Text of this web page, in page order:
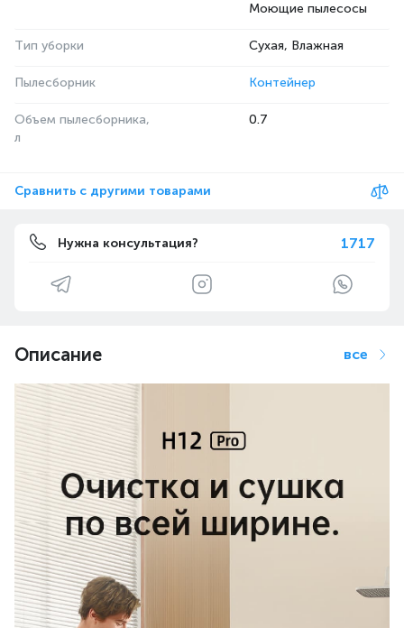
Моющие пылесосы
Тип уборки Сухая, Влажная
Пылесборник Контейнер
Объем пылесборника,
л
0.7
Сравнить с другими товарами
Нужна консультация? 1717
Описание все